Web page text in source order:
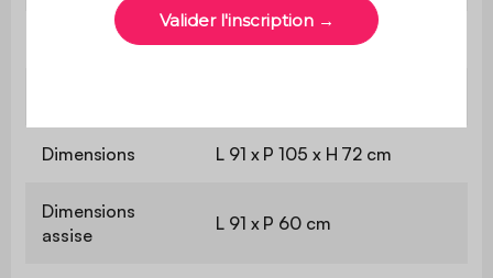
Dimensions L 91 x P 105 x H 72 cm
Dimensions
assise
L 91 x P 60 cm